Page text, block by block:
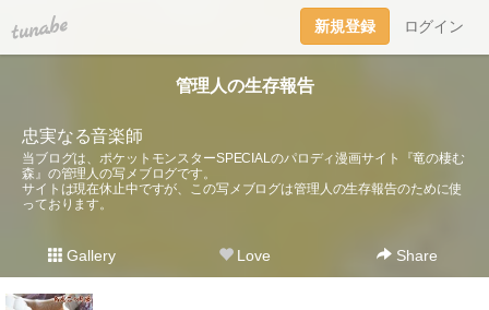
tuna.be 新規登録 ログイン
管理人の生存報告
忠実なる音楽師
当ブログは、ポケットモンスターSPECIALのパロディ漫画サイト『竜の棲む
森』の管理人の写メブログです。
サイトは現在休止中ですが、この写メブログは管理人の生存報告のために使
っております。
Gallery Love Share